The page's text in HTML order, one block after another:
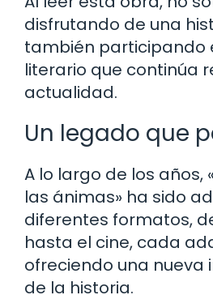
disfrutando de una
también participando
literario que continúa
actualidad.
Un legado que
A lo largo de los años,
las ánimas» ha sido
diferentes formatos,
hasta el cine, cada
ofreciendo una nueva
de la historia.